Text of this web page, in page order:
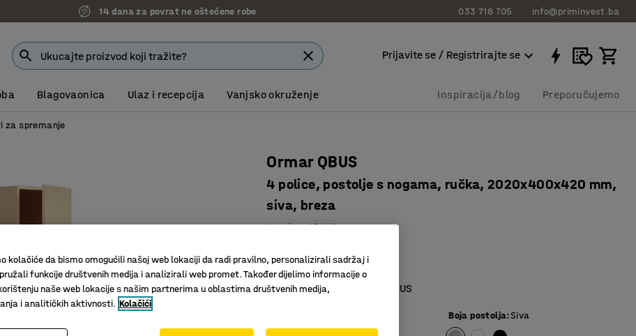
14 dana za povrat ne oštećene robe 033 718 705 info@priminvest.ba
Prijavite se / Registrirajte se
Blagovaonica Ulaz i recepcija Vanjsko okruženje Inspiracija/blog Preporučujemo
za spremanje
Ormar QBUS
4 police, postolje s nogama, ručka, 2020x400x420 mm,
siva, breza
Art. br.:171112
Podesive police
Štedi prostor
Dio serije namještaja QBUS
Boja postolja:Siva
kolačiće da bismo omogućili našoj web lokaciji da radi pravilno, personalizirali sadržaj i
funkcije društvenih medija i analizirali web promet. Također dijelimo informacije o
naše web lokacije s našim partnerima u oblastima društvenih medija,
i analitičkih aktivnosti. Kolačići